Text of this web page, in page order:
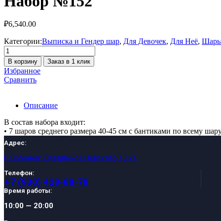
₽6,540.00
Категории:Выписка и Гендер шар, Для Девочек, Для Неё, Шары
Количество
товара
Набор
№152
В корзину Заказ в 1 клик
Избранное
Сравнить
Описание
В состав набора входит:
• 7 шаров среднего размера 40-45 см с бантиками по всему
Адрес:
г. Воронеж, Владимира Невского 13 к1
Телефон:
+7 (930) 428-88-78
Время работы:
10:00 — 20:00